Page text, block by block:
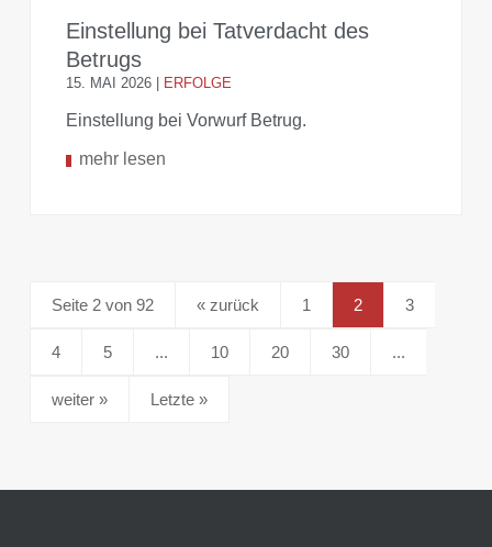
Einstellung bei Tatverdacht des
Betrugs
15. MAI 2026 ERFOLGE
Einstellung bei Vorwurf Betrug.
mehr lesen
Seite 2 von 92 « 1 2 3
4 5 ... 10 20 30 ...
» Letzte »